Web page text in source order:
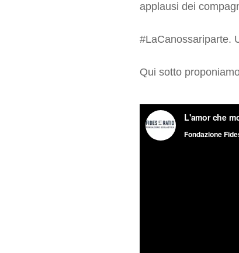
applausi dei
#LaCanossariparte.
Qui sotto